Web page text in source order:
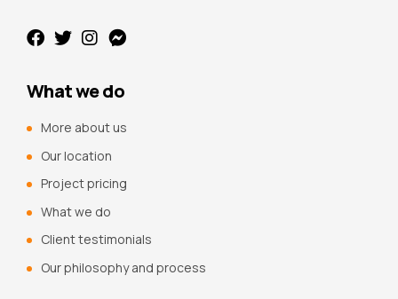
What we do
More about us
Our location
Project pricing
What we do
Client testimonials
Our philosophy and process